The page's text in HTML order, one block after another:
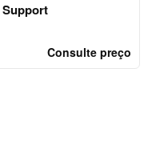
Consulte preço